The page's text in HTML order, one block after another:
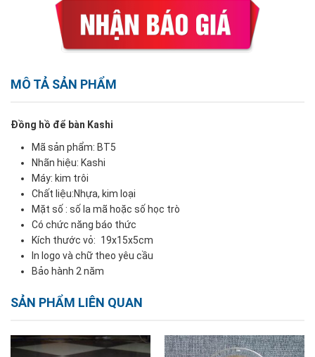
MÔ TẢ SẢN PHẨM
Đồng hồ để bàn Kashi
Mã sản phẩm: BT5
Nhãn hiệu: Kashi
Máy: kim trôi
Chất liệu:Nhựa, kim loại
Mặt số : số la mã hoặc số học trò
Có chức năng báo thức
Kích thước vỏ: 19x15x5cm
In logo và chữ theo yêu cầu
Bảo hành 2 năm
SẢN PHẨM LIÊN QUAN